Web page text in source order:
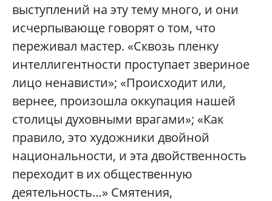
выступлений на эту тему много, и они
исчерпывающе говорят о том, что
переживал мастер. «Сквозь пленку
интеллигентности проступает звериное
лицо ненависти»; «Происходит или,
вернее, произошла оккупация нашей
столицы духовными врагами»; «Как
правило, это художники двойной
национальности, и эта двойственность
переходит в их общественную
деятельность…» Смятения,